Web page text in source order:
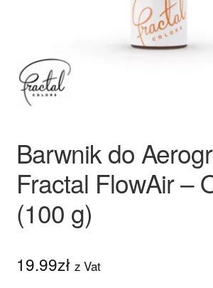
Barwnik do
Fractal FlowAir –
(100 g)
19.99zł z Vat